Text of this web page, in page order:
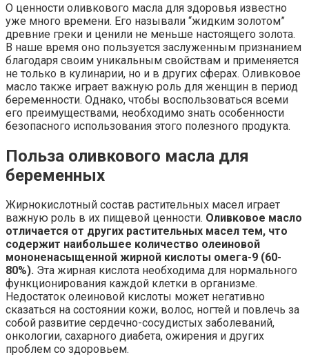
О ценности оливкового масла для здоровья известно
уже много времени. Его называли “жидким золотом”
древние греки и ценили не меньше настоящего золота.
В наше время оно пользуется заслуженным признанием
благодаря своим уникальным свойствам и применяется
не только в кулинарии, но и в других сферах. Оливковое
масло также играет важную роль для женщин в период
беременности. Однако, чтобы воспользоваться всеми
его преимуществами, необходимо знать особенности
безопасного использования этого полезного продукта.
Польза оливкового масла для
беременных
Жирнокислотный состав растительных масел играет
важную роль в их пищевой ценности. Оливковое масло
отличается от других растительных масел тем, что
содержит наибольшее количество олеиновой
мононенасыщенной жирной кислоты омега-9 (60-
80%). Эта жирная кислота необходима для нормального
функционирования каждой клетки в организме.
Недостаток олеиновой кислоты может негативно
сказаться на состоянии кожи, волос, ногтей и повлечь за
собой развитие сердечно-сосудистых заболеваний,
онкологии, сахарного диабета, ожирения и других
проблем со здоровьем.